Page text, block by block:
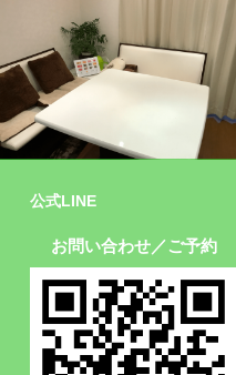
施設
公式LINE
お問い合わせ／ご予約